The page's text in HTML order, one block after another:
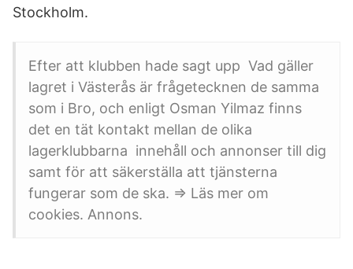
Stockholm.
Efter att klubben hade sagt upp Vad gäller
lagret i Västerås är frågetecknen de samma
som i Bro, och enligt Osman Yilmaz finns
det en tät kontakt mellan de olika
lagerklubbarna innehåll och annonser till dig
samt för att säkerställa att tjänsterna
fungerar som de ska. ⇒ Läs mer om
cookies. Annons.